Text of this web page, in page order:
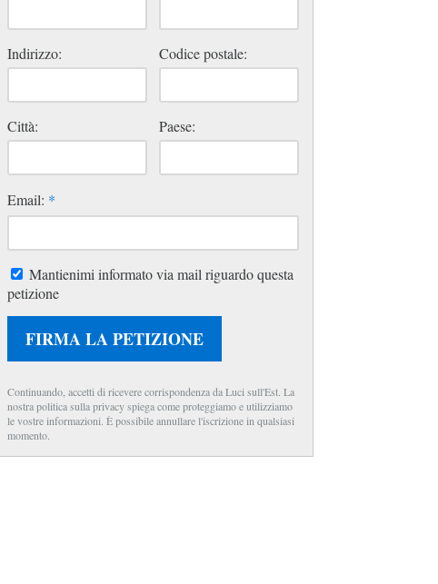
Indirizzo: Codice postale:
Città: Paese:
Email: *
Mantienimi informato via mail riguardo questa
petizione
FIRMA LA PETIZIONE
Continuando, accetti di ricevere corrispondenza da Luci sull'Est. La
nostra politica sulla privacy spiega come proteggiamo e utilizziamo
le vostre informazioni. È possibile annullare l'iscrizione in qualsiasi
momento.